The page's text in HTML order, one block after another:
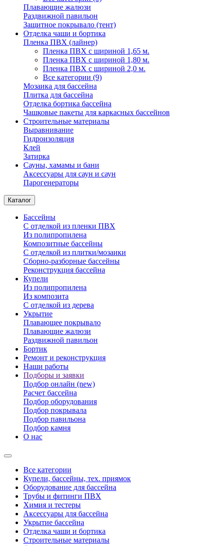
Плавающие жалюзи
Раздвижной павильон
Защитное покрывало (тент)
Отделка чаши и бортика
Пленка ПВХ (лайнер)
Пленка ПВХ с шириной 1,65 м.
Пленка ПВХ с шириной 1,80 м.
Пленка ПВХ с шириной 2,0 м.
Все категории (9)
Мозаика для бассейна
Плитка для бассейна
Отделка бортика бассейна
Чашковые пакеты для каркасных бассейнов
Строительные материалы
Выравнивание
Гидроизоляция
Клей
Затирка
Сауны, хамамы и бани
Аксессуары для саун и саун
Парогенераторы
Каталог
Бассейны
С отделкой из пленки ПВХ
Из полипропилена
Композитные бассейны
С отделкой из плитки/мозаики
Сборно-разборные бассейны
Реконструкция бассейна
Купели
Из полипропилена
Из композита
С отделкой из дерева
Укрытие
Плавающее покрывало
Плавающие жалюзи
Раздвижной павильон
Бортик
Ремонт и реконструкция
Наши работы
Подборы и заявки
Подбор онлайн (new)
Расчет бассейна
Подбор оборудования
Подбор покрывала
Подбор павильона
Подбор камня
О нас
Все категории
Купели, бассейны, тех. приямок
Оборудование для бассейна
Трубы и фитинги ПВХ
Химия и тестеры
Аксессуары для бассейна
Укрытие бассейна
Отделка чаши и бортика
Строительные материалы